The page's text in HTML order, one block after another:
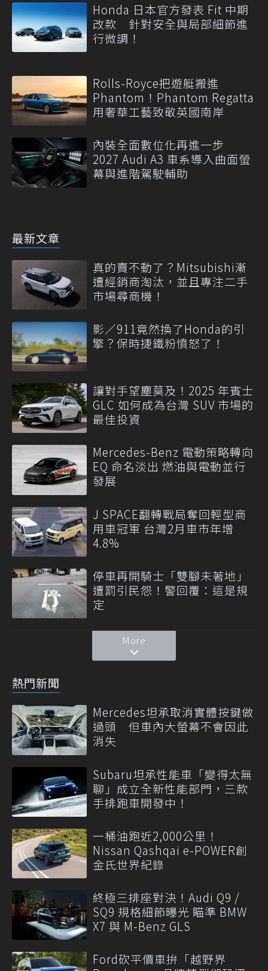
Honda 日本官方發表 Fit 中期
改款 針對安全與局部細節進
行微調！
Rolls-Royce把遊艇搬進
Phantom！Phantom Regatta
用奢華工藝致敬英國南岸
內裝全面數位化再進一步
2027 Audi A3 車系導入曲面螢
幕與進階駕駛輔助
最新文章
真的賣不動了？Mitsubishi漸
遭經銷商淘汰，並且專注二手
市場尋商機！
影／911竟然換了Honda的引
擎？保時捷鐵粉憤怒了！
讓對手望塵莫及！2025 年賓士
GLC 如何成為台灣 SUV 市場的
最佳投資
Mercedes-Benz 電動策略轉向
EQ 命名淡出 燃油與電動並行
發展
J SPACE翻轉戰局奪回輕型商
用車冠軍 台灣2月車市年增
4.8%
停車再開騎士「雙腳未著地」
遭罰引民怨！警回覆：這是規
定
More
熱門新聞
Mercedes坦承取消實體按鍵做
過頭 但車內大螢幕不會因此
消失
Subaru坦承性能車「變得太無
聊」成立全新性能部門，三款
手排跑車開發中！
一桶油跑近2,000公里！
Nissan Qashqai e-POWER創
金氏世界紀錄
終極三排座對決！Audi Q9 /
SQ9 規格細節曝光 瞄準 BMW
X7 與 M-Benz GLS
Ford砍平價車拚「越野界